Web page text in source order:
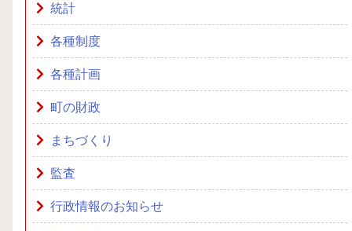
統計
各種制度
各種計画
町の財政
まちづくり
監査
行政情報のお知らせ